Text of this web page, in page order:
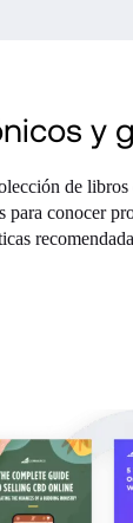
y
de libros
para conocer